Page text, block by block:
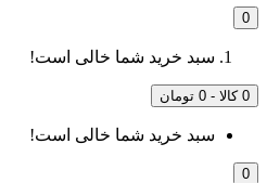
0
سبد خرید شما خالی است!
0 کالا - 0 تومان
سبد خرید شما خالی است!
0